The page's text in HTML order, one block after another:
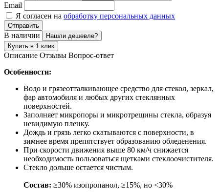
Email
Я согласен на обработку персональных данных
Отправить
В наличии
Нашли дешевле?
Купить в 1 клик
Описание Отзывы Вопрос-ответ
Особенности:
Водо и грязеотталкивающее средство для стекол, зеркал,
фар автомобиля и любых других стеклянных
поверхностей.
Заполняет микропоры и микротрещины стекла, образуя
невидимую пленку.
Дождь и грязь легко скатываются с поверхности, в
зимнее время препятствует образованию обледенения.
При скорости движения выше 80 км/ч снижается
необходимость пользоваться щетками стеклоочистителя.
Стекло дольше остается чистым.
Состав: ≥30% изопропанол, ≥15%, но <30%